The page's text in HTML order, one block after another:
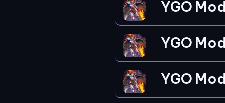
YGO
YGO
YGO